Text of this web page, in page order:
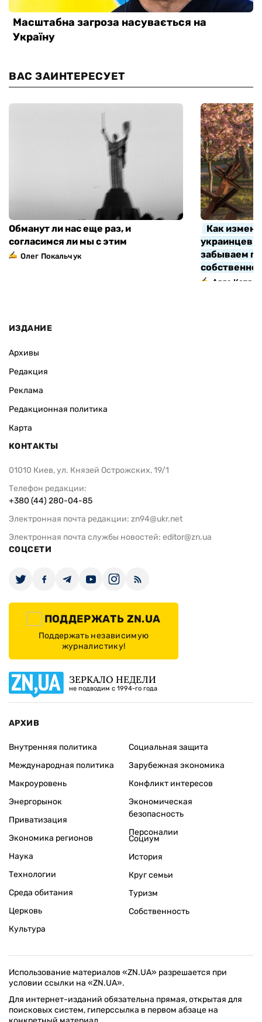
ВАС ЗАИНТЕРЕСУЕТ
Обманут ли нас еще раз, и
согласимся ли мы с этим
Олег Покальчук
Как
украинцев
забываем
Алла Котляр
ИЗДАНИЕ
Архивы
Редакция
Реклама
Редакционная политика
Карта
КОНТАКТЫ
01010 Киев, ул. Князей Острожских, 19/1
Телефон редакции:
+380 (44) 280-04-85
Электронная почта редакции: zn94@ukr.net
Электронная почта службы новостей: editor@zn.ua
СОЦСЕТИ
ПОДДЕРЖАТЬ ZN.UA
Поддержать независимую
журналистику!
ЗЕРКАЛО НЕДЕЛИ
не подводим с 1994-го года
АРХИВ
Внутренняя политика
Международная политика
Макроуровень
Энергорынок
Приватизация
Экономика регионов
Социальная защита
Зарубежная экономика
Конфликт интересов
Экономическая
безопасность
Персоналии
Наука
Технологии
Среда обитания
Церковь
Культура
Социум
История
Круг семьи
Туризм
Собственность
Использование материалов «ZN.UA» разрешается при
условии ссылки на «ZN.UA».
Для интернет-изданий обязательна прямая, открытая для
поисковых систем, гиперссылка в первом абзаце на